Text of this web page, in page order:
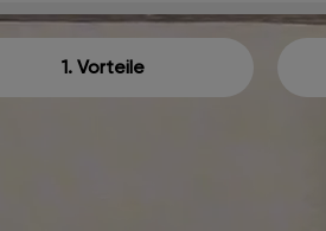
1. Vorteile